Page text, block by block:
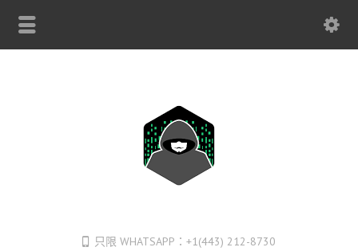
只限 WHATSAPP：+1(443) 212-8730